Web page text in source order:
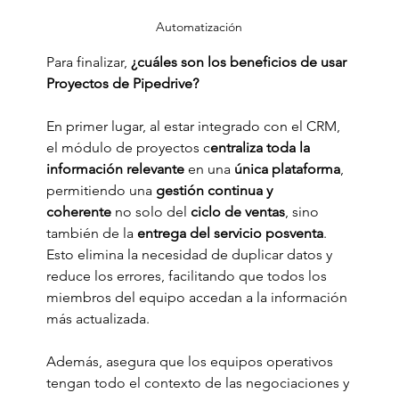
Automatización
Para finalizar, ¿cuáles son los beneficios de usar
Proyectos de Pipedrive?
En primer lugar, al estar integrado con el CRM,
el módulo de proyectos centraliza toda la
información relevante en una única plataforma,
permitiendo una gestión continua y
coherente no solo del ciclo de ventas, sino
también de la entrega del servicio posventa.
Esto elimina la necesidad de duplicar datos y
reduce los errores, facilitando que todos los
miembros del equipo accedan a la información
más actualizada.
Además, asegura que los equipos operativos
tengan todo el contexto de las negociaciones y